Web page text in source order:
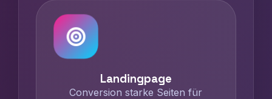
Landingpage
Conversion starke Seiten für